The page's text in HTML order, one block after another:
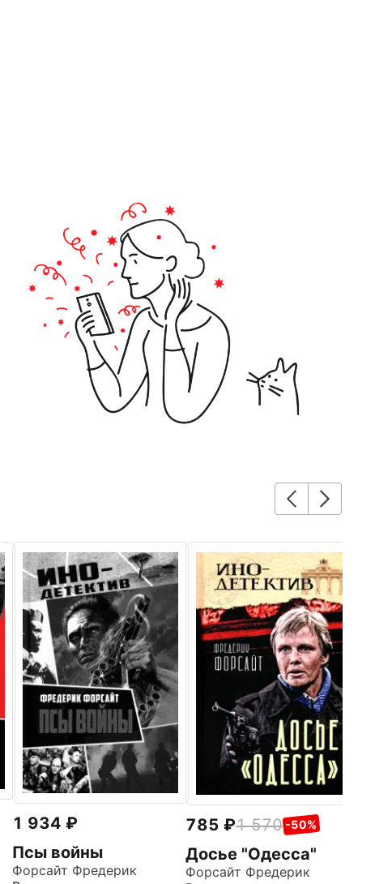
1 934
Псы войны
Форсайт Фредерик
785 1 570 -50%
Досье "Одесса"
Форсайт Фредерик